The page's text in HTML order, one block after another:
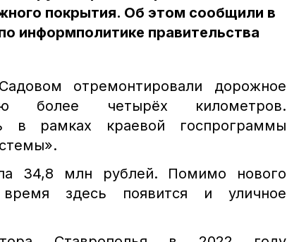
покрытия. Об этом сообщили в
информполитике правительства
отремонтировали дорожное
более четырёх километров.
в рамках краевой госпрограммы
34,8 млн рублей. Помимо нового
здесь появится и уличное